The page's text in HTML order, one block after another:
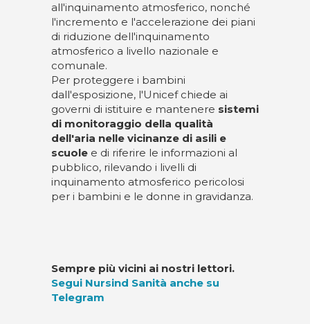
all'inquinamento atmosferico, nonché
l'incremento e l'accelerazione dei piani
di riduzione dell'inquinamento
atmosferico a livello nazionale e
comunale.
Per proteggere i bambini
dall'esposizione, l'Unicef chiede ai
governi di istituire e mantenere sistemi
di monitoraggio della qualità
dell'aria nelle vicinanze di asili e
scuole e di riferire le informazioni al
pubblico, rilevando i livelli di
inquinamento atmosferico pericolosi
per i bambini e le donne in gravidanza.
Sempre più vicini ai nostri lettori.
Segui Nursind Sanità anche su
Telegram